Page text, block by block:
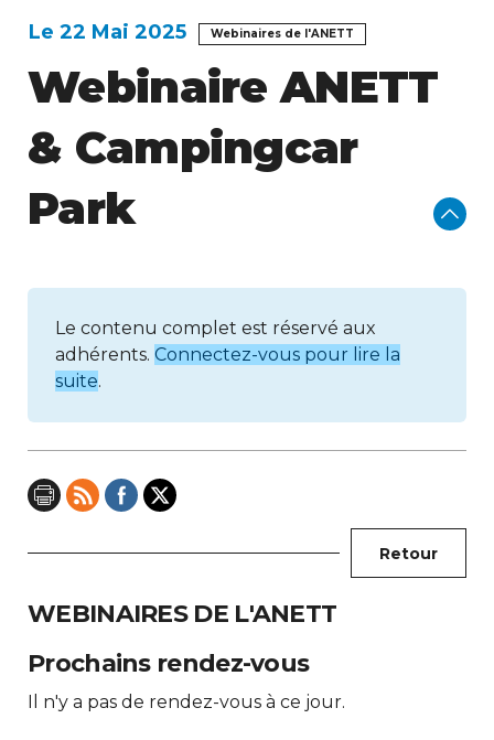
Le 22 Mai 2025 Webinaires de l'ANETT
Webinaire ANETT
& Campingcar
Park
Le contenu complet est réservé aux
adhérents. Connectez-vous pour lire la
suite.
Retour
WEBINAIRES DE L'ANETT
Prochains rendez-vous
Il n'y a pas de rendez-vous à ce jour.